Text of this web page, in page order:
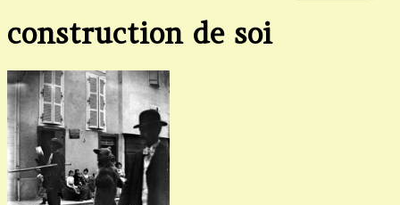
construction de soi